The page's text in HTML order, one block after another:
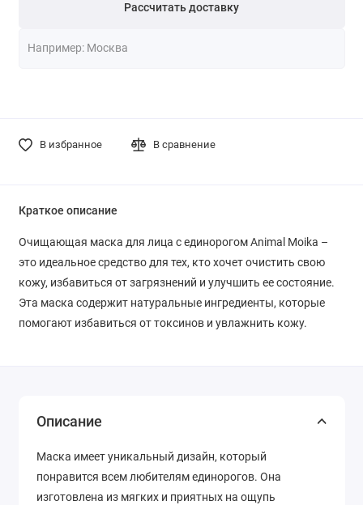
Рассчитать доставку
В избранное В сравнение
Краткое описание
Очищающая маска для лица с единорогом Animal Moika –
это идеальное средство для тех, кто хочет очистить свою
кожу, избавиться от загрязнений и улучшить ее состояние.
Эта маска содержит натуральные ингредиенты, которые
помогают избавиться от токсинов и увлажнить кожу.
Описание
Маска имеет уникальный дизайн, который
понравится всем любителям единорогов. Она
изготовлена из мягких и приятных на ощупь